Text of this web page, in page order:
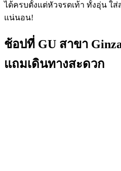
ได้ครบตั้งแต่หัวจรดเท้า ทั้งอุ่น ใ
แน่นอน!
ช้อปที่ GU สาขา
แถมเดินทางสะดวก